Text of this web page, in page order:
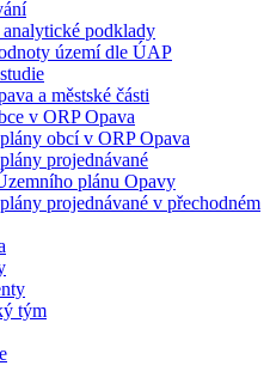
podklady
území dle ÚAP
a městské části
v ORP Opava
obcí v ORP Opava
projednávané
plánu Opavy
projednávané v přechodném
tým